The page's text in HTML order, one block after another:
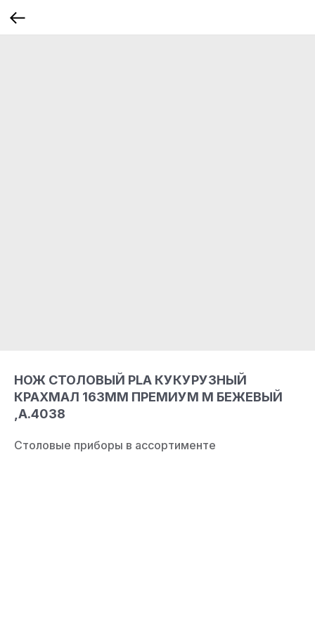
НОЖ СТОЛОВЫЙ PLA КУКУРУЗНЫЙ
КРАХМАЛ 163ММ ПРЕМИУМ M БЕЖЕВЫЙ
,А.4038
Столовые приборы в ассортименте